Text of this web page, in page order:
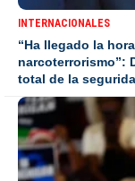
INTERNACIONALES
“Ha llegado la
narcoterrorismo”:
total de la